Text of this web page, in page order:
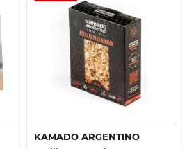
Vista rápida
KAMADO ARGENTINO